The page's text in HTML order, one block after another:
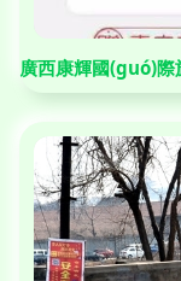
廣西康輝國(guó)